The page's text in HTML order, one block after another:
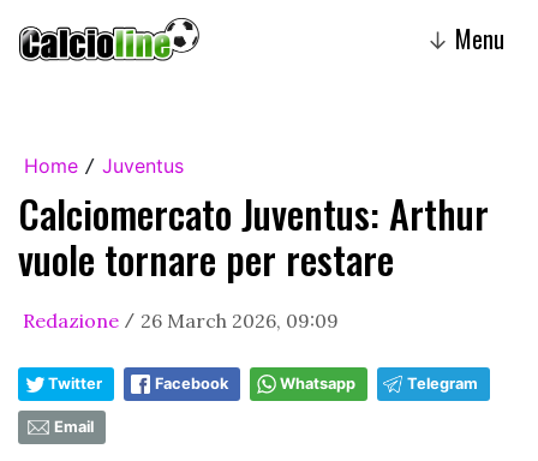
↓ Menu
Home / Juventus
Calciomercato Juventus: Arthur
vuole tornare per restare
Redazione / 26 March 2026, 09:09
Twitter Facebook Whatsapp Telegram
Email